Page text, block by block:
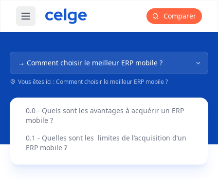
Ouvrir le menu principal Comparer
Navigation dans l'arborescence
Vous êtes ici : Comment choisir le meilleur ERP mobile ?
0.0 - Quels sont les avantages à acquérir un ERP
mobile ?
0.1 - Quelles sont les limites de l’acquisition d’un
ERP mobile ?